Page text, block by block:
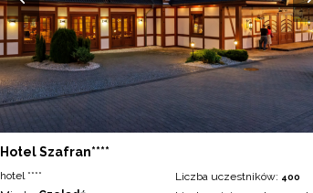
Hotel Szafran****
hotel ****
Liczba uczestników: 400